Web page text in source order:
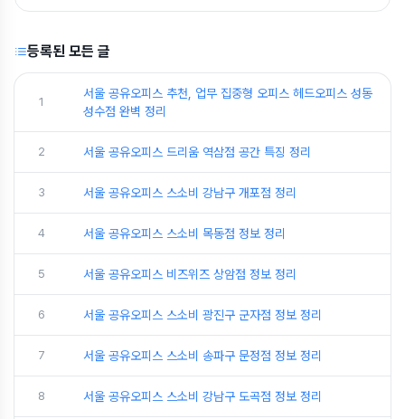
등록된 모든 글
1
서울 공유오피스 추천, 업무 집중형 오피스 헤드오피스 성동
성수점 완벽 정리
2 서울 공유오피스 드리움 역삼점 공간 특징 정리
3 서울 공유오피스 스소비 강남구 개포점 정리
4 서울 공유오피스 스소비 목동점 정보 정리
5 서울 공유오피스 비즈위즈 상암점 정보 정리
6 서울 공유오피스 스소비 광진구 군자점 정보 정리
7 서울 공유오피스 스소비 송파구 문정점 정보 정리
8 서울 공유오피스 스소비 강남구 도곡점 정보 정리